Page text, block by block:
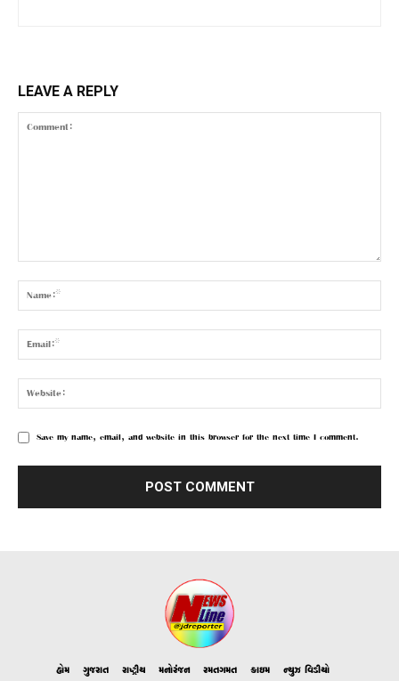
LEAVE A REPLY
Save my name, email, and website in this browser for the next time I comment.
હોમ ગુજરાત રાષ્ટ્રીય મનોરંજન રમતગમત ક્રાઇમ ન્યુઝ વિડીયો